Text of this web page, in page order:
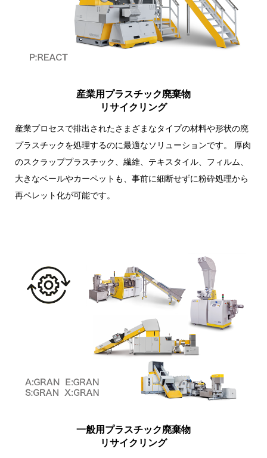
産業用プラスチック廃棄物
リサイクリング
産業プロセスで排出されたさまざまなタイプの材料や形状の廃
プラスチックを処理するのに最適なソリューションです。 厚肉
のスクラッププラスチック、繊維、テキスタイル、フィルム、
大きなベールやカーペットも、事前に細断せずに粉砕処理から
再ペレット化が可能です。
一般用プラスチック廃棄物
リサイクリング